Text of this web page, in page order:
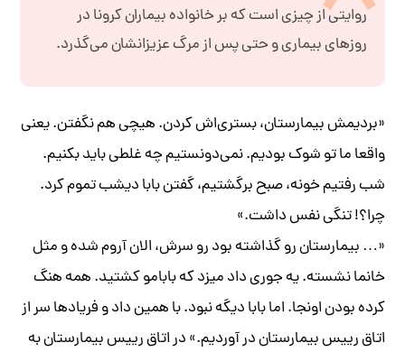
روایتی از چیزی است که بر خانواده بیماران کرونا در
روزهای بیماری و حتی پس از مرگ عزیزانشان می‌گذرد.
«بردیمش بیمارستان، بستری‌اش کردن. هیچی هم نگفتن. یعنی
واقعا ما تو شوک بودیم. نمی‌دونستیم چه غلطی باید بکنیم.
شب رفتیم خونه، صبح برگشتیم، گفتن بابا دیشب تموم کرد.
چرا؟! تنگی نفس داشت.»
«… بیمارستان رو گذاشته بود رو سرش، الان آروم شده و مثل
خانما نشسته. یه جوری داد میزد که بابامو کشتید. همه هنگ
کرده بودن اونجا. اما بابا دیگه نبود. با همین داد و فریادها سر از
اتاق رییس بیمارستان در آوردیم.» در اتاق رییس بیمارستان به